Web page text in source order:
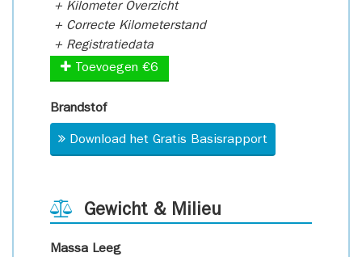
+ Kilometer Overzicht
+ Correcte Kilometerstand
+ Registratiedata
Toevoegen €6
Brandstof
Download het Gratis Basisrapport
Gewicht & Milieu
Massa Leeg